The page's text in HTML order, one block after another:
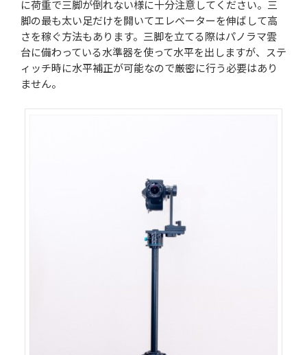
に荷重で三脚が倒れない様に十分注意してください。三
脚の最も太い足だけを開いてエレベーターを伸ばして高
さを稼ぐ方法もあります。三脚を立てる際はパノラマ雲
台に備わっている水準器を使って水平を出しますが、ステ
ィッチ時に水平補正が可能なので厳密に行う必要はあり
ません。